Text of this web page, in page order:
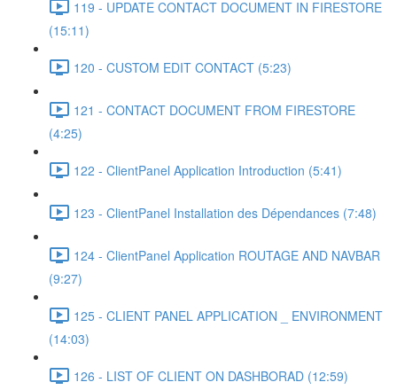
119 - UPDATE CONTACT DOCUMENT IN FIRESTORE
(15:11)
120 - CUSTOM EDIT CONTACT (5:23)
121 - CONTACT DOCUMENT FROM FIRESTORE
(4:25)
122 - ClientPanel Application Introduction (5:41)
123 - ClientPanel Installation des Dépendances (7:48)
124 - ClientPanel Application ROUTAGE AND NAVBAR
(9:27)
125 - CLIENT PANEL APPLICATION _ ENVIRONMENT
(14:03)
126 - LIST OF CLIENT ON DASHBORAD (12:59)